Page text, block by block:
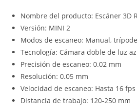
Nombre del producto: Escáner 3D
Versión: MINI 2
Modos de escaneo: Manual,
Tecnología: Cámara doble de luz
Precisión de escaneo: 0.02 mm
Resolución: 0.05 mm
Velocidad de escaneo: Hasta 16 fps
Distancia de trabajo: 120-250 mm